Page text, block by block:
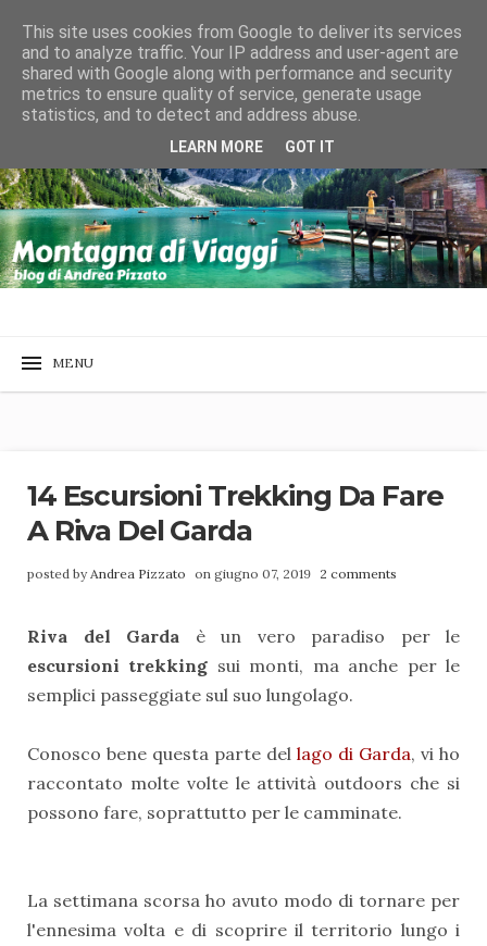
14 Escursioni Trekking Da Fare
A Riva Del Garda
posted by Andrea Pizzato on giugno 07, 2019 2 comments
Riva del Garda è un vero paradiso per le
escursioni trekking sui monti, ma anche per le
semplici passeggiate sul suo lungolago.
Conosco bene questa parte del lago di Garda, vi ho
raccontato molte volte le attività outdoors che si
possono fare, soprattutto per le camminate.
La settimana scorsa ho avuto modo di tornare per
l'ennesima volta e di scoprire il territorio lungo i
This site uses cookies from Google to deliver its services
and to analyze traffic. Your IP address and user-agent are
shared with Google along with performance and security
metrics to ensure quality of service, generate usage
statistics, and to detect and address abuse.
LEARN MORE GOT IT